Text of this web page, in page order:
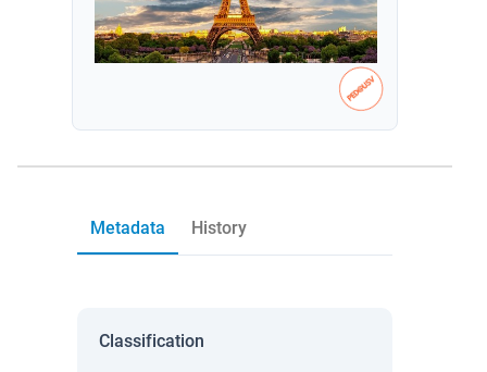
Metadata History
Classification